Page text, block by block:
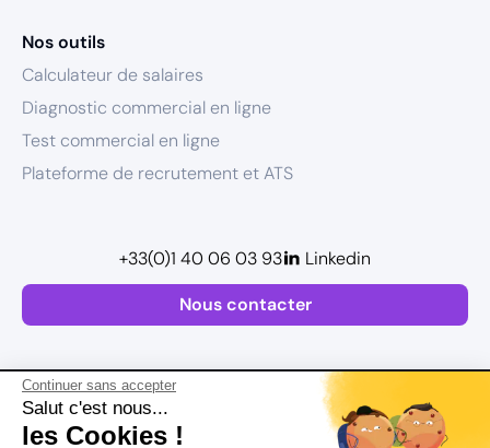
Continuer sans accepter
Salut c'est nous...
les Cookies !
Nos outils
Calculateur de salaires
Diagnostic commercial en ligne
Test commercial en ligne
Plateforme de recrutement et ATS
Nous contacter
+33(0)1 40 06 03 93 Linkedin